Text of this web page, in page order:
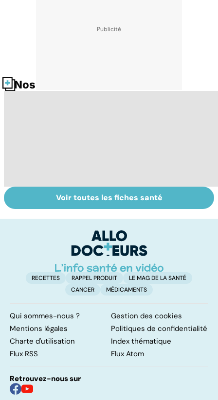
Nos fiches santé
Tout savoir sur
les infections
Inflammation des
amygdales : que
d'angine ?
Voir toutes les fiches santé
RECETTES RAPPEL PRODUIT
LE MAG DE LA SANTÉ
CANCER
MÉDICAMENTS
Qui sommes-nous ?
Gestion des cookies
Mentions légales
Politiques de confidentialité
Charte d'utilisation
Index thématique
Flux RSS
Flux Atom
Retrouvez-nous sur